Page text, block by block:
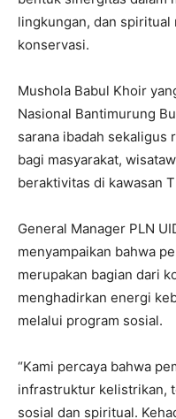
lingkungan, dan spiritual
konservasi.
Mushola Babul Khoir
Nasional Bantimurung
sarana ibadah sekaligus
bagi masyarakat,
beraktivitas di kawasan
General Manager PLN
menyampaikan bahwa
merupakan bagian dari
menghadirkan energi
melalui program sosial.
“Kami percaya bahwa
infrastruktur kelistrikan,
sosial dan spiritual.